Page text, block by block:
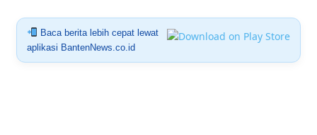
Baca berita lebih cepat lewat
aplikasi BantenNews.co.id